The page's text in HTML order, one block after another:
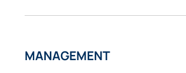
MANAGEMENT